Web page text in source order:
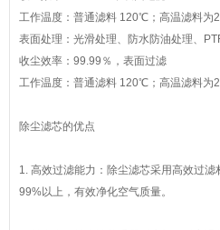
工作温度：普通滤料 120℃；高温滤料为
表面处理：光滑处理、防水防油处理、
收尘效率：99.99％，表面过滤
工作温度：普通滤料 120℃；高温滤料为
除尘滤芯的优点
1. 高效过滤能力：除尘滤芯采用高效过
99%以上，有效净化空气质量。